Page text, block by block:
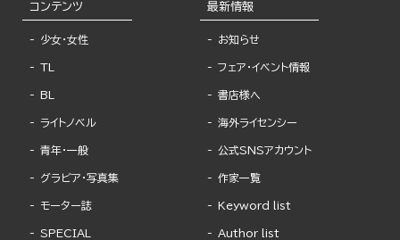
コンテンツ
少女・女性
TL
BL
ライトノベル
青年・一般
グラビア・写真集
モーター誌
SPECIAL
最新情報
お知らせ
フェア・イベント情報
書店様へ
海外ライセンシー
公式SNSアカウント
作家一覧
Keyword list
Author list